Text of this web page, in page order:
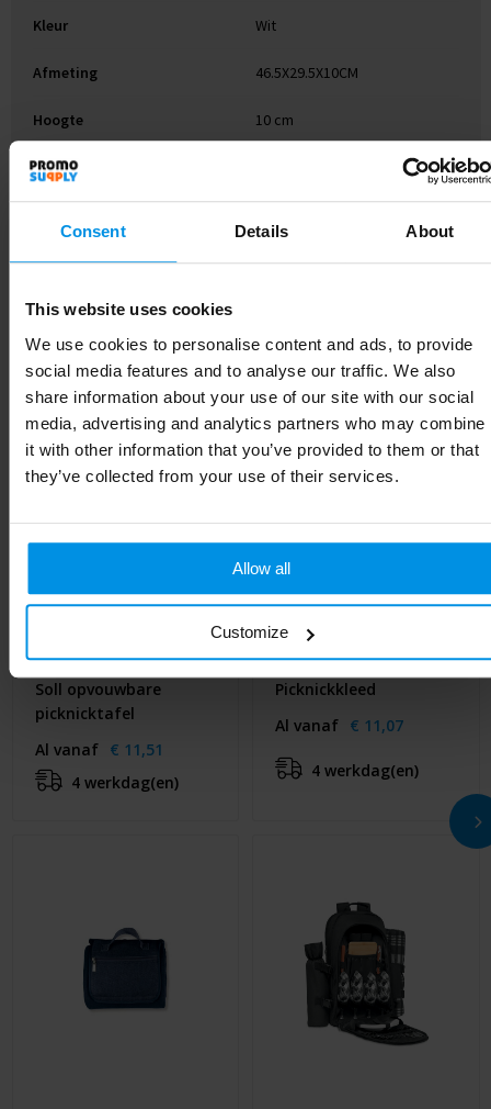
Consent Details About
This website uses cookies
We use cookies to personalise content and ads, to provide
social media features and to analyse our traffic. We also
share information about your use of our site with our social
media, advertising and analytics partners who may combine
it with other information that you’ve provided to them or that
they’ve collected from your use of their services.
Allow all
Customize
Kleur Wit
Afmeting 46.5X29.5X10CM
Hoogte 10 cm
Breedte
Gerelateerde producten
Soll opvouwbare
picknicktafel
Al vanaf € 11,51
4 werkdag(en)
Picknickkleed
Al vanaf € 11,07
4 werkdag(en)